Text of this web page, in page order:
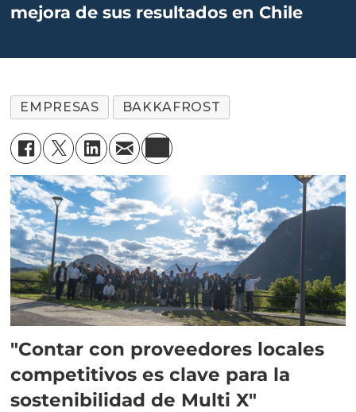
mejora de sus resultados en Chile
EMPRESAS BAKKAFROST
"Contar con proveedores locales
competitivos es clave para la
sostenibilidad de Multi X"